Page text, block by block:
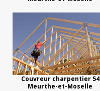
Couvreur charpentier 54
Meurthe-et-Moselle